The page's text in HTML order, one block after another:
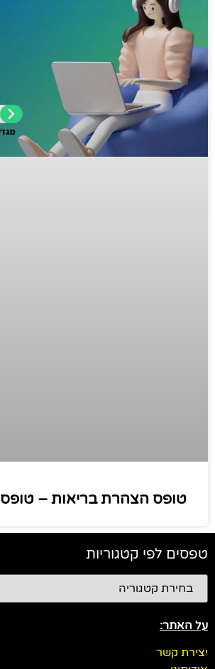
טופס הצהרת בריאות – טופס 1
טפסים לפי קטגוריות
על האתר:
יצירת קשר